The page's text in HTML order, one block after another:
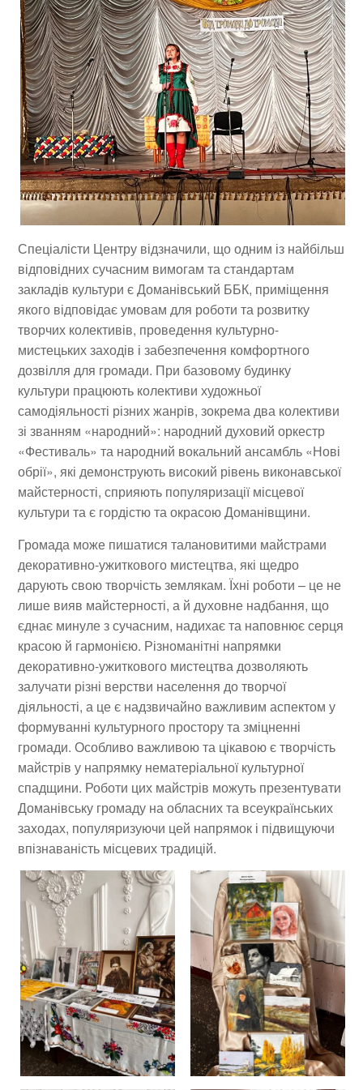
Спеціалісти Центру відзначили, що одним із найбільш
відповідних сучасним вимогам та стандартам
закладів культури є Доманівський ББК, приміщення
якого відповідає умовам для роботи та розвитку
творчих колективів, проведення культурно-
мистецьких заходів і забезпечення комфортного
дозвілля для громади. При базовому будинку
культури працюють колективи художньої
самодіяльності різних жанрів, зокрема два колективи
зі званням «народний»: народний духовий оркестр
«Фестиваль» та народний вокальний ансамбль «Нові
обрії», які демонструють високий рівень виконавської
майстерності, сприяють популяризації місцевої
культури та є гордістю та окрасою Доманівщини.
Громада може пишатися талановитими майстрами
декоративно-ужиткового мистецтва, які щедро
дарують свою творчість землякам. Їхні роботи – це не
лише вияв майстерності, а й духовне надбання, що
єднає минуле з сучасним, надихає та наповнює серця
красою й гармонією. Різноманітні напрямки
декоративно-ужиткового мистецтва дозволяють
залучати різні верстви населення до творчої
діяльності, а це є надзвичайно важливим аспектом у
формуванні культурного простору та зміцненні
громади. Особливо важливою та цікавою є творчість
майстрів у напрямку нематеріальної культурної
спадщини. Роботи цих майстрів можуть презентувати
Доманівську громаду на обласних та всеукраїнських
заходах, популяризуючи цей напрямок і підвищуючи
впізнаваність місцевих традицій.